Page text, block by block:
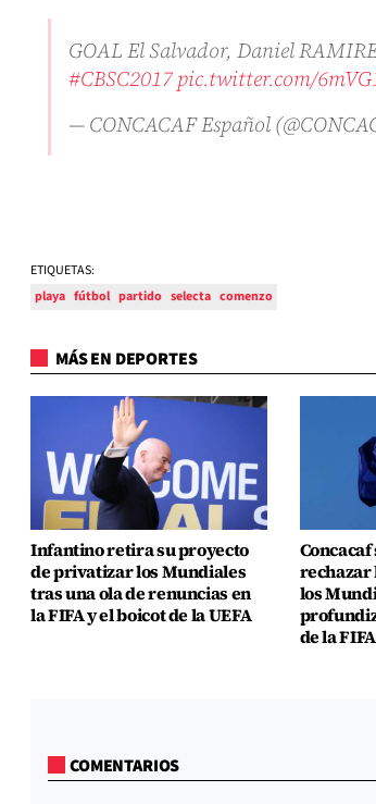
GOAL El Salvador, Daniel
#CBSC2017pic.twitter.com/
— CONCACAF Español
ETIQUETAS:
playa fútbol partido selecta comenzo
MÁS EN DEPORTES
Infantino retira su proyecto
de privatizar los Mundiales
tras una ola de renuncias en
la FIFA y el boicot de la UEFA
Concacaf
rechazar
los
de la FIFA
COMENTARIOS